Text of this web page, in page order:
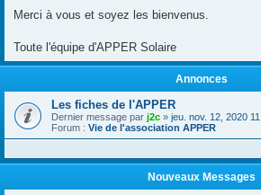
Merci à vous et soyez les bienvenus.
Toute l'équipe d'APPER Solaire
Annonces
Les fiches de l'APPER
Dernier message par j2c » jeu. nov. 12, 2020
Forum : Vie de l'association APPER
Nouveaux Messages